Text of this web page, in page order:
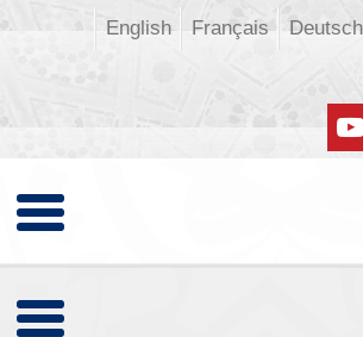
Deutsch
Français
English